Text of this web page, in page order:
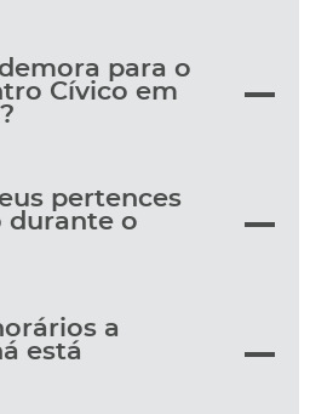
para o
Cívico em
pertences
durante o
a
está